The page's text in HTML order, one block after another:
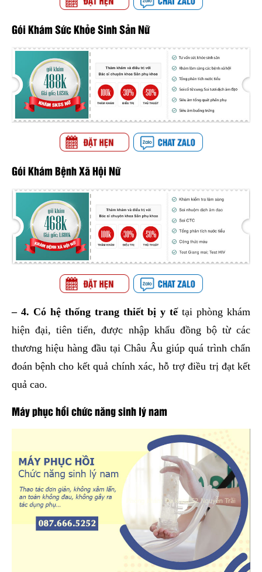
Gói Khám Sức Khỏe Sinh Sản Nữ
Gói Khám Bệnh Xã Hội Nữ
– 4. Có hệ thống trang thiết bị y tếtại phòng khám
hiện đại, tiên tiến, được nhập khẩu đồng bộ từ các
thương hiệu hàng đầu tại Châu Âu giúp quá trình chẩn
đoán bệnh cho kết quả chính xác, hỗ trợ điều trị đạt kết
quả cao.
Máy phục hồi chức năng sinh lý nam